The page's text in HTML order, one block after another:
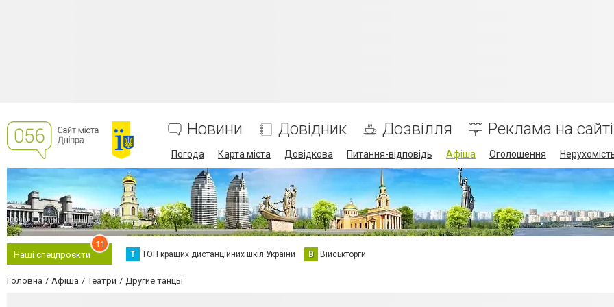
Новини Довідник Дозвілля Реклама на сайті
Погода Карта міста Довідкова Питання-відповідь Афіша Оголошення
Наші спецпроєкти
11
Т ТОП кращих дистанційних шкіл України В Військторги
Головна Афіша Театри Другие танцы